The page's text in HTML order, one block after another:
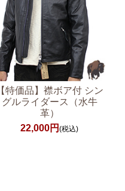
【特価品】襟ボア付 シン
グルライダース（水牛
革）
22,000円(税込)